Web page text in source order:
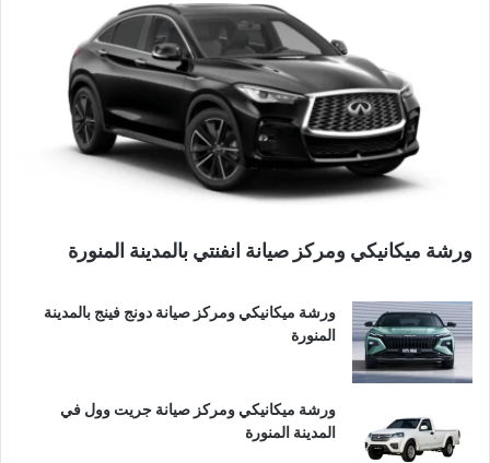
ورشة ميكانيكي ومركز صيانة انفنتي بالمدينة المنورة
ورشة ميكانيكي ومركز صيانة دونج فينج بالمدينة
المنورة
ورشة ميكانيكي ومركز صيانة جريت وول في
المدينة المنورة